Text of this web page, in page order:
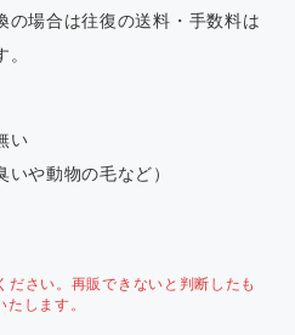
の場合は往復の送料・手数料は
い
いや動物の毛など）
さい。再販できないと判断したも
します。